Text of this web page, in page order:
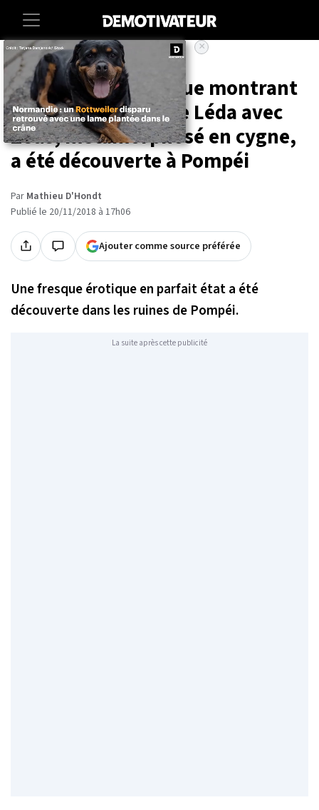
Accueil Societe Culture
Une fresque érotique montrant
les ébats de la reine Léda avec
Zeus, métamorphosé en cygne,
a été découverte à Pompéi
Par Mathieu D'Hondt
Publié le 20/11/2018 à 17h06
Ajouter comme source préférée
Une fresque érotique en parfait état a été
découverte dans les ruines de Pompéi.
La suite après cette publicité
×